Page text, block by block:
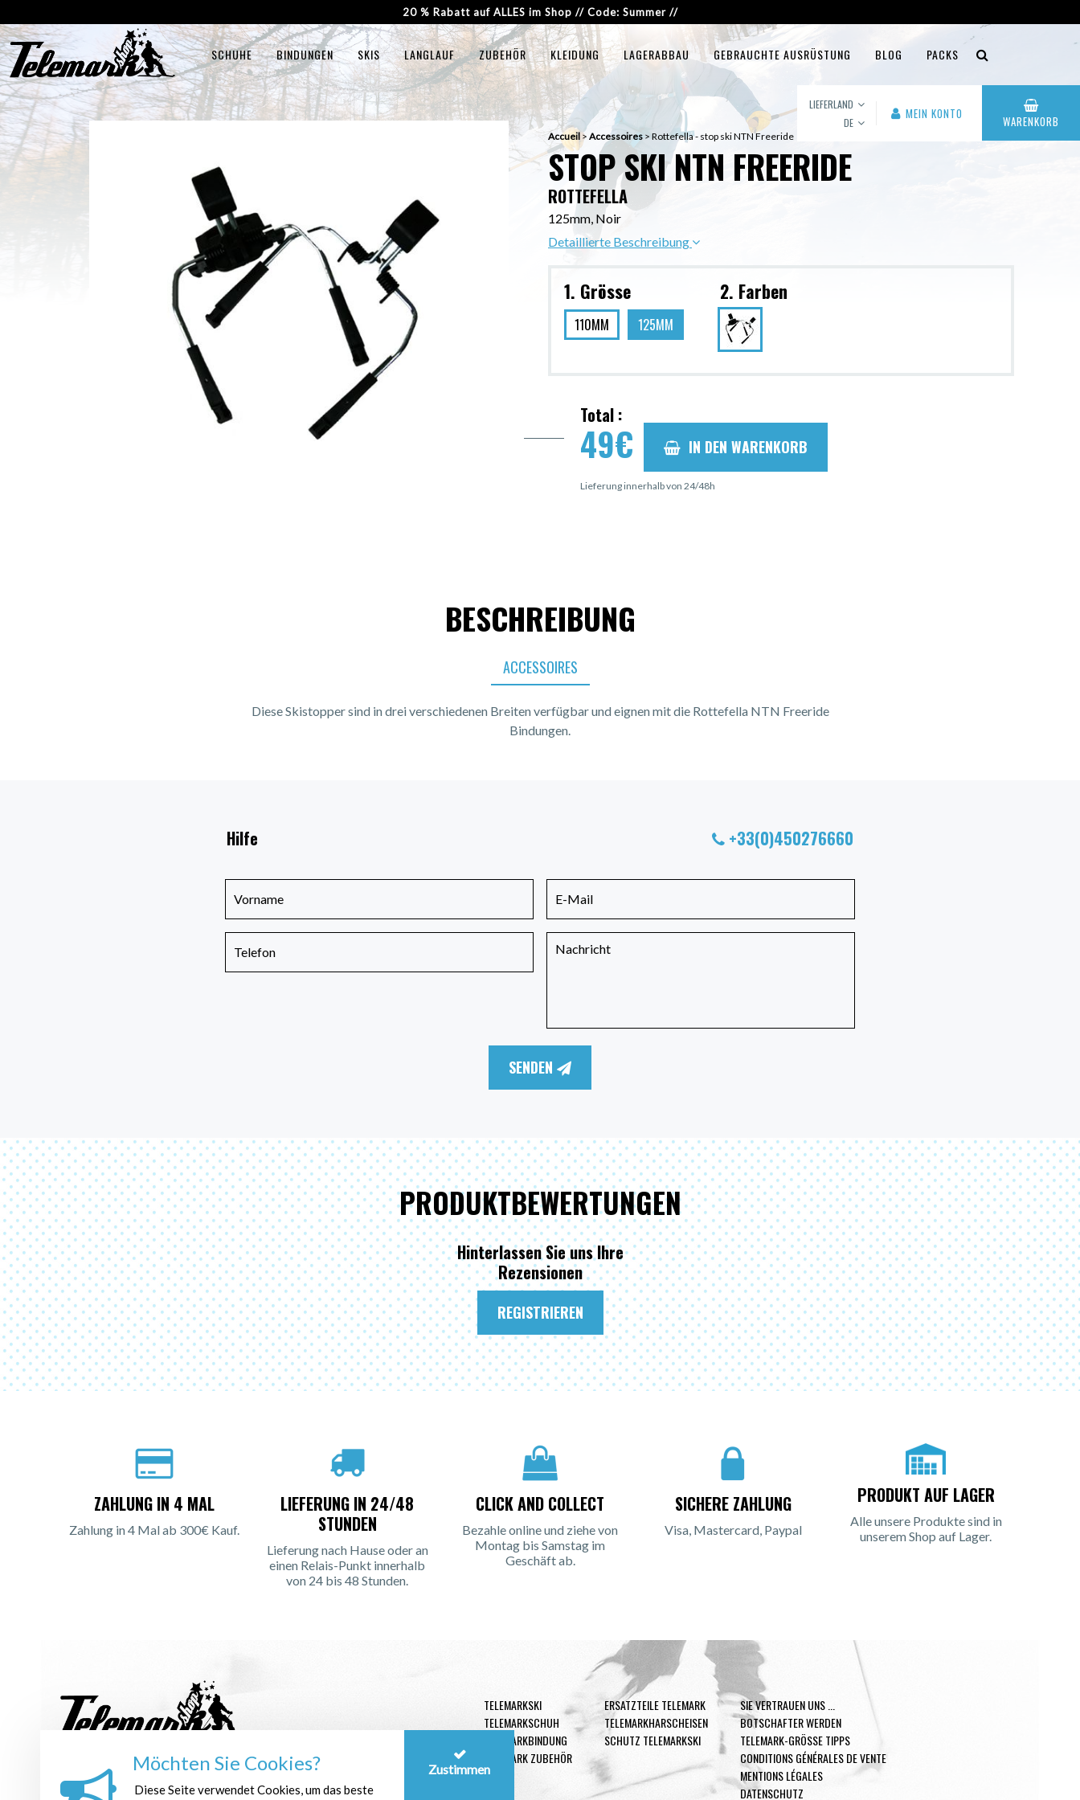
20 % Rabatt auf ALLES im Shop // Code: Summer //
SCHUHE BINDUNGEN SKIS LANGLAUF ZUBEHÖR KLEIDUNG LAGERABBAU GEBRAUCHTE AUSRÜSTUNG BLOG PACKS
LIEFERLAND
DE
MEIN KONTO WARENKORB
Accueil > Accessoires > Rottefella - stop ski NTN Freeride
STOP SKI NTN FREERIDE
ROTTEFELLA
125mm, Noir
Detaillierte Beschreibung
1. Grösse
110MM 125MM
2. Farben
Total :
49€ IN DEN WARENKORB
Lieferung innerhalb von 24/48h
BESCHREIBUNG
ACCESSOIRES
Diese Skistopper sind in drei verschiedenen Breiten verfügbar und eignen mit die Rottefella NTN Freeride
Bindungen.
Hilfe +33(0)450276660
SENDEN
PRODUKTBEWERTUNGEN
Hinterlassen Sie uns Ihre
Rezensionen
REGISTRIEREN
ZAHLUNG IN 4 MAL
Zahlung in 4 Mal ab 300€ Kauf.
LIEFERUNG IN 24/48
STUNDEN
Lieferung nach Hause oder an
einen Relais-Punkt innerhalb
von 24 bis 48 Stunden.
CLICK AND COLLECT
Bezahle online und ziehe von
Montag bis Samstag im
Geschäft ab.
SICHERE ZAHLUNG
Visa, Mastercard, Paypal
PRODUKT AUF LAGER
Alle unsere Produkte sind in
unserem Shop auf Lager.
NEWSLETTER ANMELDEN :
TELEMARKSKI
TELEMARKSCHUH
TELEMARKBINDUNG
TELEMARK ZUBEHÖR
ERSATZTEILE TELEMARK
TELEMARKHARSCHEISEN
SCHUTZ TELEMARKSKI
SIE VERTRAUEN UNS ...
BOTSCHAFTER WERDEN
TELEMARK-GRÖSSE TIPPS
CONDITIONS GÉNÉRALES DE VENTE
MENTIONS LÉGALES
DATENSCHUTZ
Möchten Sie Cookies?
Diese Seite verwendet Cookies, um das beste
Zustimmen